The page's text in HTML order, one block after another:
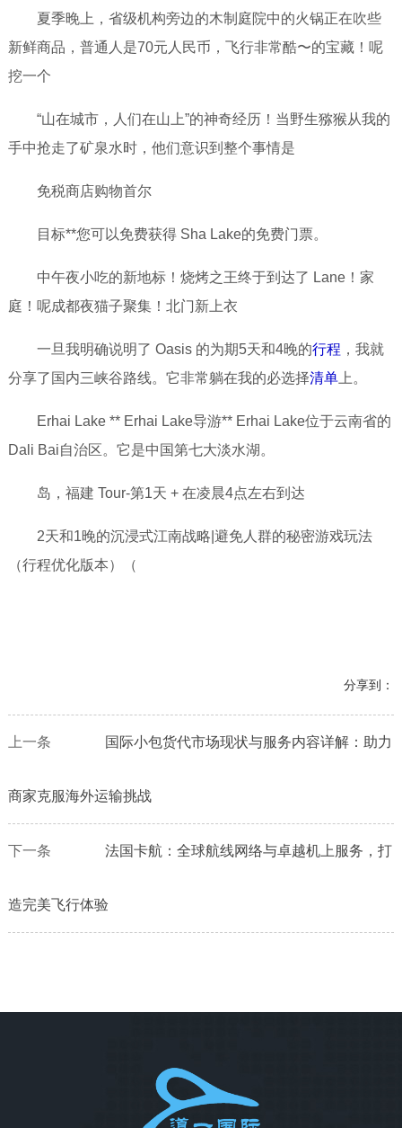
夏季晚上，省级机构旁边的木制庭院中的火锅正在吹些
新鲜商品，普通人是70元人民币，飞行非常酷〜的宝藏！呢
挖一个
“山在城市，人们在山上”的神奇经历！当野生猕猴从我的
手中抢走了矿泉水时，他们意识到整个事情是
免税商店购物首尔
目标**您可以免费获得 Sha Lake的免费门票。
中午夜小吃的新地标！烧烤之王终于到达了 Lane！家
庭！呢成都夜猫子聚集！北门新上衣
一旦我明确说明了 Oasis 的为期5天和4晚的行程 ，我就
分享了国内三峡谷路线。它非常躺在我的必选择清单上。
Erhai Lake ** Erhai Lake导游** Erhai Lake位于云南省的
Dali Bai自治区。它是中国第七大淡水湖。
岛，福建 Tour-第1天 + 在凌晨4点左右到达
2天和1晚的沉浸式江南战略|避免人群的秘密游戏玩法
（行程优化版本）（
分享到：
上一条 国际小包货代市场现状与服务内容详解：助力
商家克服海外运输挑战
下一条 法国卡航：全球航线网络与卓越机上服务，打
造完美飞行体验